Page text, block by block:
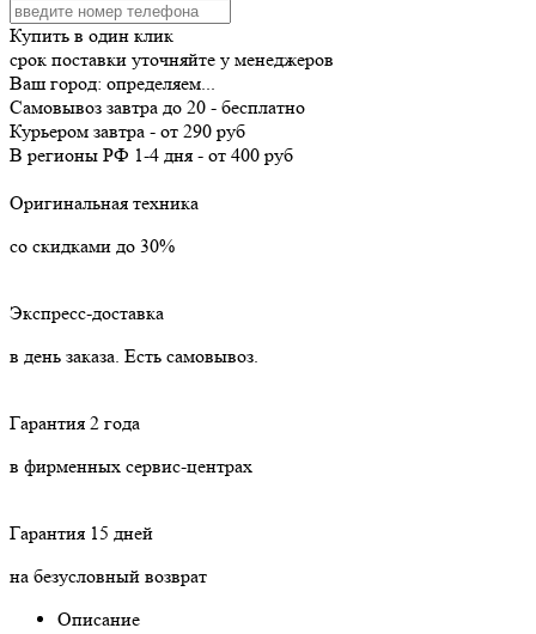
Купить в один клик
срок поставки уточняйте у менеджеров
Ваш город: определяем...
Самовывоз завтра до 20 - бесплатно
Курьером завтра - от 290 руб
В регионы РФ 1-4 дня - от 400 руб
Оригинальная техника
со скидками до 30%
Экспресс-доставка
в день заказа. Есть самовывоз.
Гарантия 2 года
в фирменных сервис-центрах
Гарантия 15 дней
на безусловный возврат
Описание